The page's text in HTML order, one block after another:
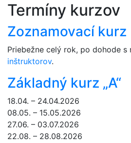
Termíny kurzov
Zoznamovací kurz
Priebežne celý rok, po dohode s
inštruktorov.
Základný kurz „A“
18.04. – 24.04.2026
08.05. – 15.05.2026
27.06. – 03.07.2026
22.08. – 28.08.2026